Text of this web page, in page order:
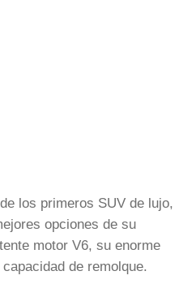
los primeros SUV de lujo,
opciones de su
motor V6, su enorme
de remolque.